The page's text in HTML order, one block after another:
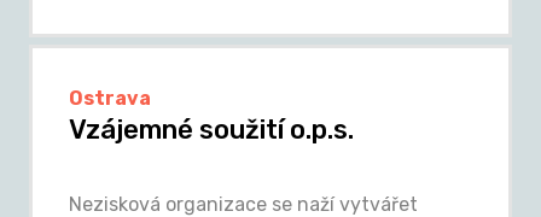
Ostrava
Vzájemné soužití o.p.s.
Nezisková organizace se naží vytvářet